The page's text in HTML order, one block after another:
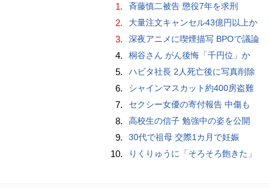
1. 斉藤慎二被告 懲役7年を求刑
2. 大量注文キャンセル43億円以上か
3. 深夜アニメに喫煙描写 BPOで議論
4. 桐谷さん がん後悔「千円位」か
5. ハビタ社長 2人死亡後に写真削除
6. シャインマスカット約400房盗難
7. セクシー女優の寄付報告 中傷も
8. 高校生の信子 勉強中の姿を公開
9. 30代で祖母 交際1カ月で妊娠
10. りくりゅうに「そろそろ飽きた」